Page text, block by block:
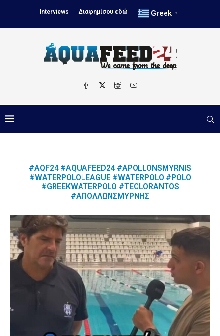
Interviews Διαφημίσου εδώ Greek ▼
#AQF24 #AQUAFEED24 #APOLLONSMYRNIS
#WATERPOLOLEAGUE #WATERPOLO #POLO
#GREEKWATERPOLO #TEOLORANTOS
#ΑΠΌΛΛΩΝΣΜΎΡΝΗΣ